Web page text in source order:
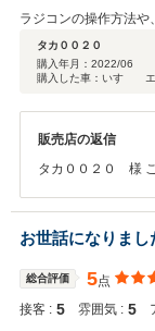
ラジコンの操作方法
タカ００２０
購入年月： 2022/06
購入した車：いすゞ
販売店の返信
タカ００２０ 様 この度はご購入ありがとうございました。またご不
お世話になりまし
総合評価 5点
接客 : 5 雰囲気 : 5